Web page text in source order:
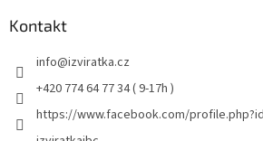
Kontakt
info@izviratka.cz
+420 774 64 77 34 ( 9-17h )
https://www.facebook.com/